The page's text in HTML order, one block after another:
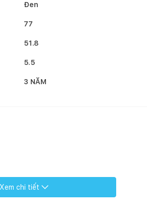
Đen
77
51.8
5.5
3 NĂM
Xem chi tiết